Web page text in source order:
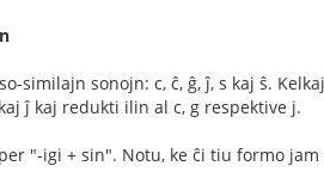
similajn sonojn: c, ĉ, ĝ, ĵ, s kaj ŝ.
ĵ kaj redukti ilin al c, g respektive j.
"-igi + sin". Notu, ke ĉi tiu formo